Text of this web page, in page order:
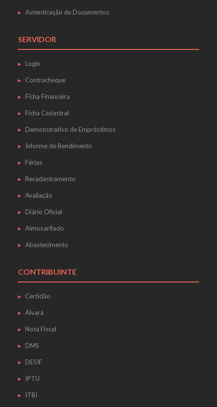
Autenticação de Documentos
SERVIDOR
Login
Contracheque
Ficha Financeira
Ficha Cadastral
Demonstrativo de Empréstimos
Informe de Rendimento
Férias
Recadastramento
Avaliação
Diário Oficial
Almoxarifado
Abastecimento
CONTRIBUINTE
Certidão
Alvará
Nota Fiscal
DMS
DESIF
IPTU
ITBI